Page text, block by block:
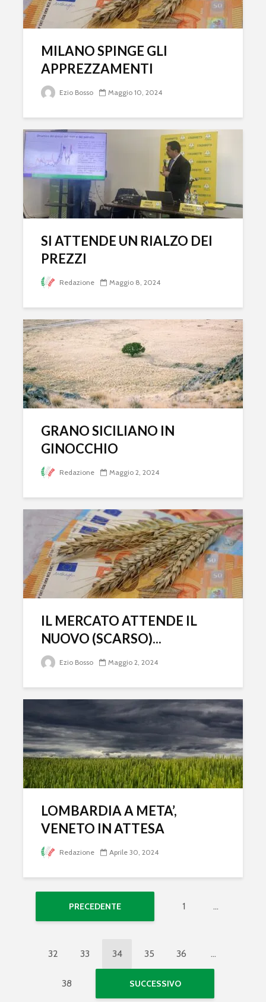
MILANO SPINGE GLI
APPREZZAMENTI
Ezio Bosso Maggio 10, 2024
SI ATTENDE UN RIALZO DEI
PREZZI
Redazione Maggio 8, 2024
GRANO SICILIANO IN
GINOCCHIO
Redazione Maggio 2, 2024
IL MERCATO ATTENDE IL
NUOVO (SCARSO)...
Ezio Bosso Maggio 2, 2024
LOMBARDIA A META’,
VENETO IN ATTESA
Redazione Aprile 30, 2024
PRECEDENTE 1 …
32 33 34 35 36 …
38 SUCCESSIVO